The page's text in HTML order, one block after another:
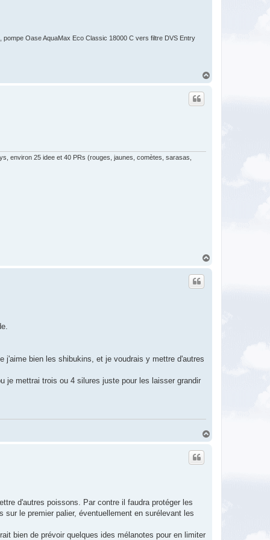
Oase AquaMax Eco Classic 18000 C vers filtre DVS Entry
environ 25 idee et 40 PRs (rouges, jaunes, comètes, sarasas,
j'aime bien les shibukins, et je voudrais y mettre d'autres
je mettrai trois ou 4 silures juste pour les laisser grandir
d'autres poissons. Par contre il faudra protéger les
le premier palier, éventuellement en surélevant les
bien de prévoir quelques ides mélanotes pour en limiter